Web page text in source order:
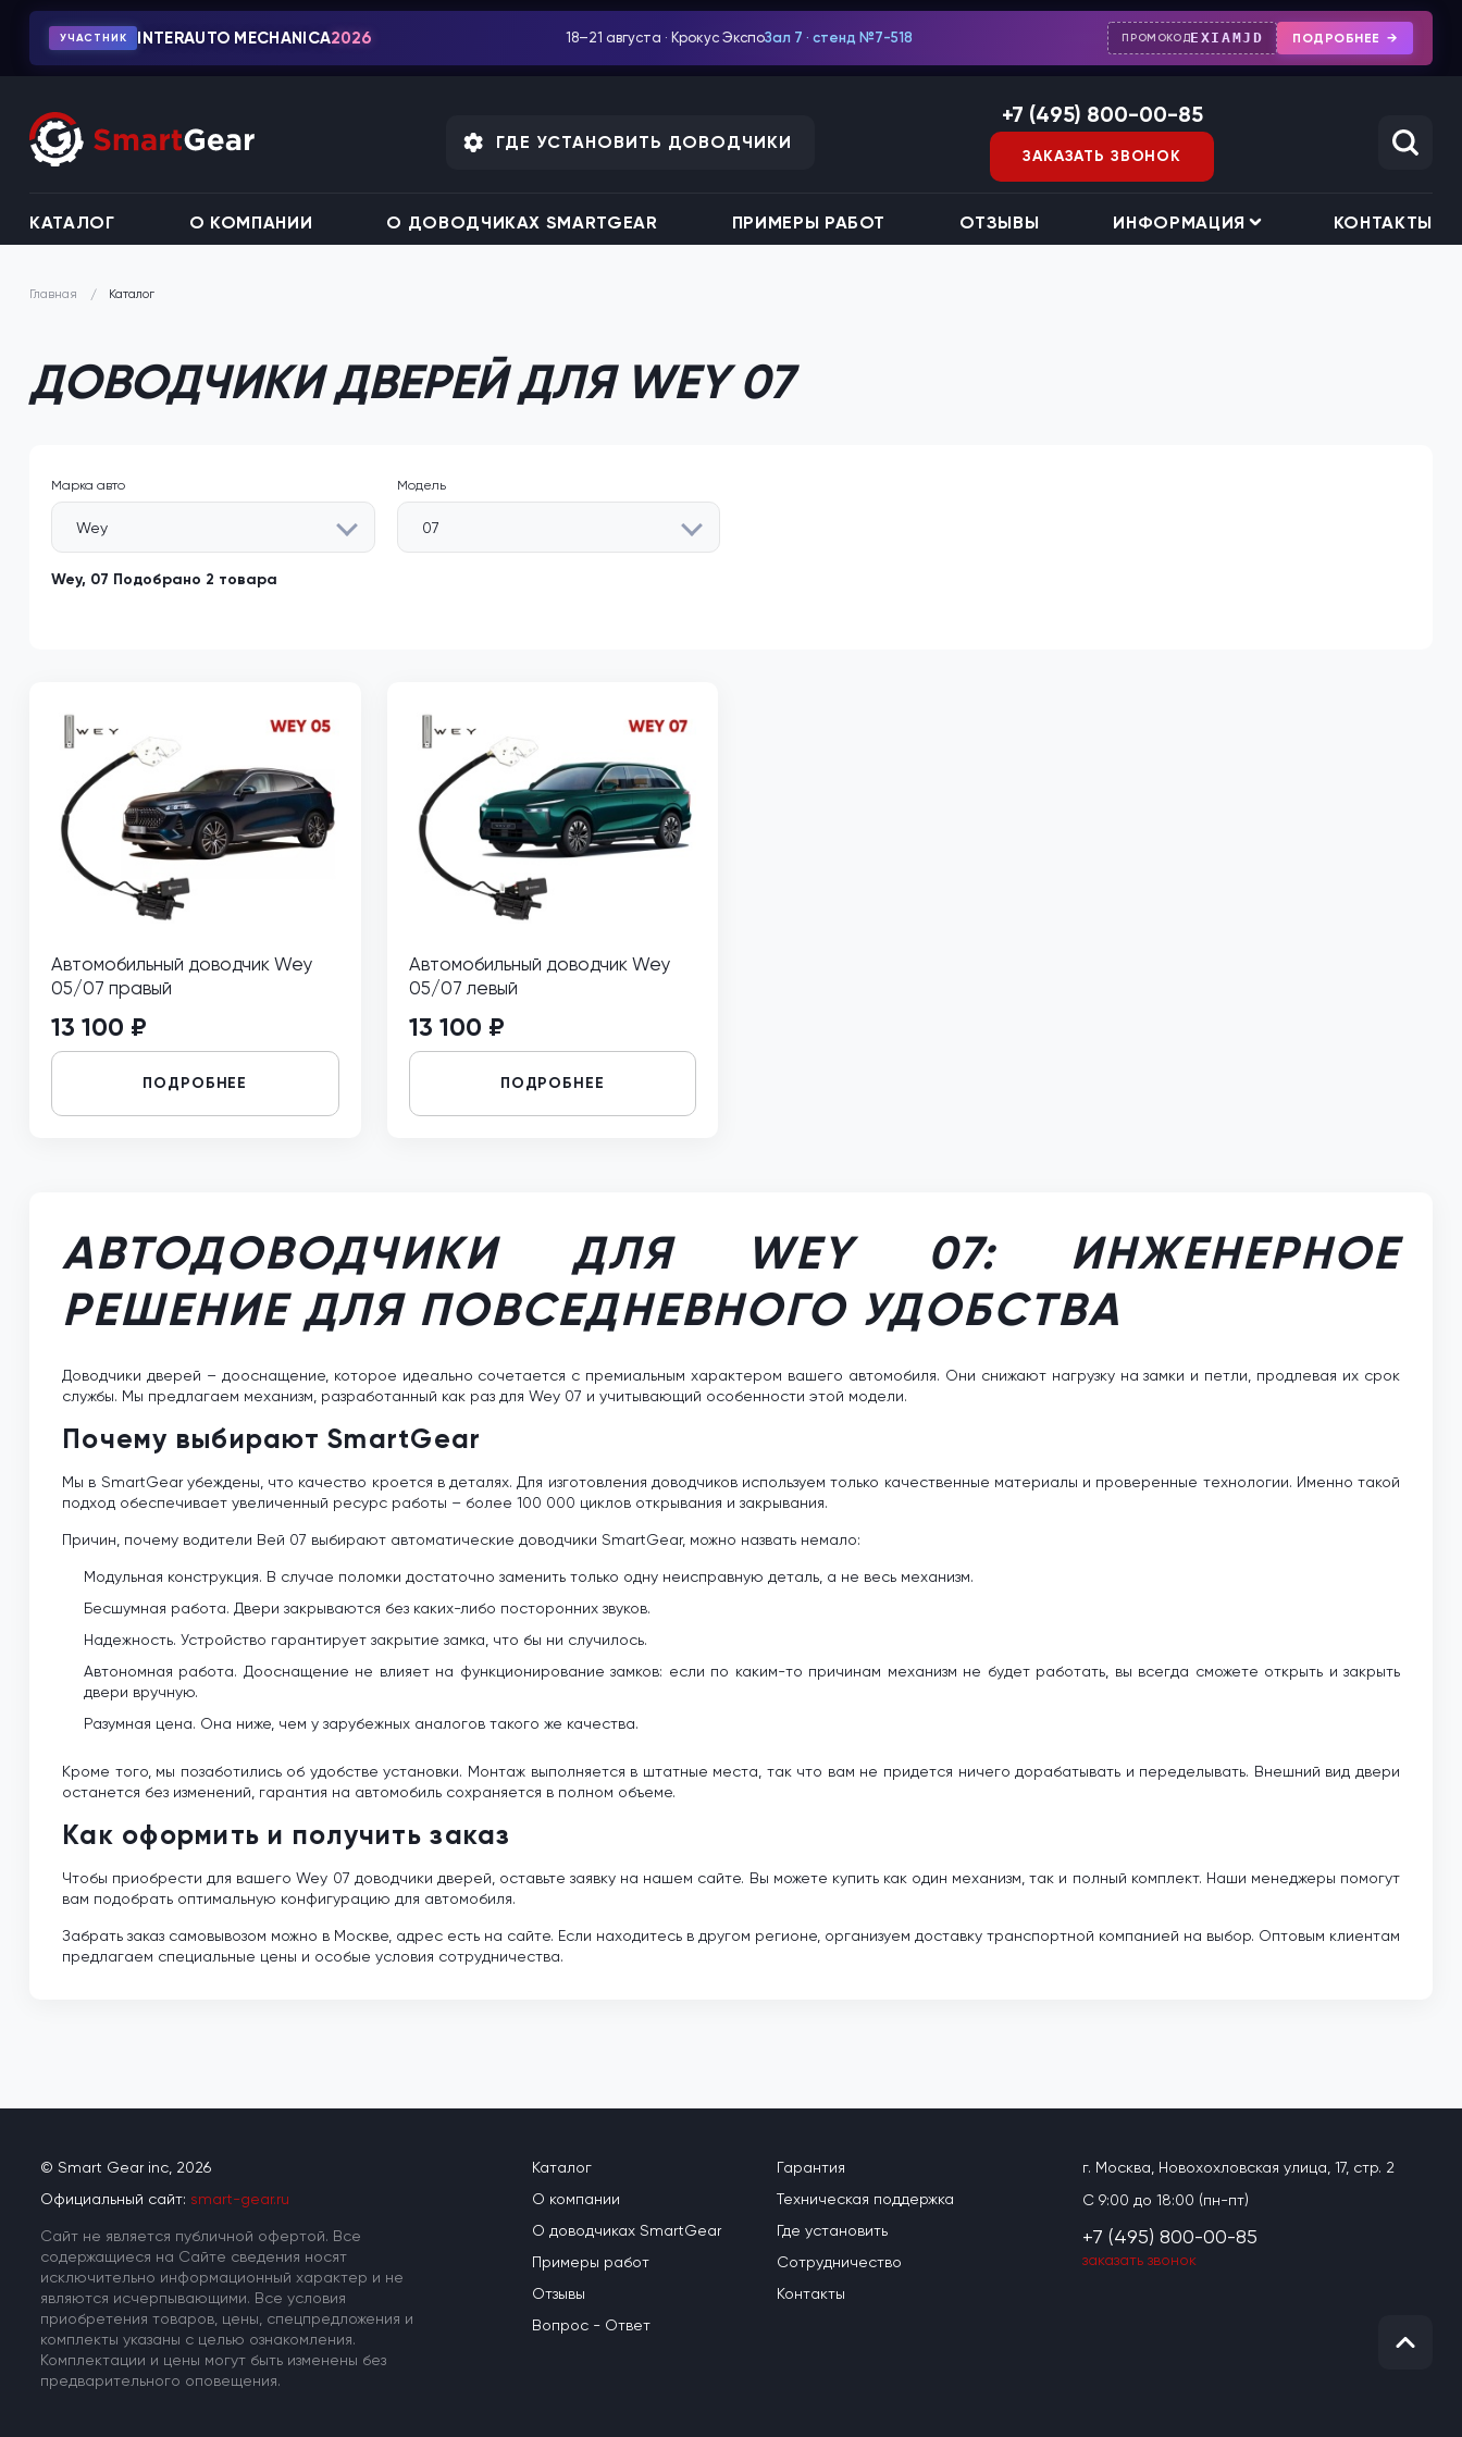
УЧАСТНИК INTERAUTO MECHANICA2026 18–21 августа · Крокус ЭкспоЗал 7 · стенд №7-518 ПРОМОКОДEXIAMJD ПОДРОБНЕЕ
КАТАЛОГ О КОМПАНИИ О ДОВОДЧИКАХ SMARTGEAR ПРИМЕРЫ РАБОТ ОТЗЫВЫ ИНФОРМАЦИЯ КОНТАКТЫ
ГДЕ УСТАНОВИТЬ ДОВОДЧИКИ
+7 (495) 800-00-85
ЗАКАЗАТЬ ЗВОНОК
Главная Каталог
ДОВОДЧИКИ ДВЕРЕЙ ДЛЯ WEY 07
Марка авто
Wey
Модель
07
Wey, 07 Подобрано 2 товара
Автомобильный доводчик Wey
05/07 правый
13 100 ₽
ПОДРОБНЕЕ
Автомобильный доводчик Wey
05/07 левый
13 100 ₽
ПОДРОБНЕЕ
АВТОДОВОДЧИКИ ДЛЯ WEY 07: ИНЖЕНЕРНОЕ
РЕШЕНИЕ ДЛЯ ПОВСЕДНЕВНОГО УДОБСТВА
Доводчики дверей – дооснащение, которое идеально сочетается с премиальным характером вашего автомобиля. Они снижают нагрузку на замки и петли, продлевая их срок
службы. Мы предлагаем механизм, разработанный как раз для Wey 07 и учитывающий особенности этой модели.
Почему выбирают SmartGear
Мы в SmartGear убеждены, что качество кроется в деталях. Для изготовления доводчиков используем только качественные материалы и проверенные технологии. Именно такой
подход обеспечивает увеличенный ресурс работы – более 100 000 циклов открывания и закрывания.
Причин, почему водители Вей 07 выбирают автоматические доводчики SmartGear, можно назвать немало:
Модульная конструкция. В случае поломки достаточно заменить только одну неисправную деталь, а не весь механизм.
Бесшумная работа. Двери закрываются без каких-либо посторонних звуков.
Надежность. Устройство гарантирует закрытие замка, что бы ни случилось.
Автономная работа. Дооснащение не влияет на функционирование замков: если по каким-то причинам механизм не будет работать, вы всегда сможете открыть и закрыть
двери вручную.
Разумная цена. Она ниже, чем у зарубежных аналогов такого же качества.
Кроме того, мы позаботились об удобстве установки. Монтаж выполняется в штатные места, так что вам не придется ничего дорабатывать и переделывать. Внешний вид двери
останется без изменений, гарантия на автомобиль сохраняется в полном объеме.
Как оформить и получить заказ
Чтобы приобрести для вашего Wey 07 доводчики дверей, оставьте заявку на нашем сайте. Вы можете купить как один механизм, так и полный комплект. Наши менеджеры помогут
вам подобрать оптимальную конфигурацию для автомобиля.
Забрать заказ самовывозом можно в Москве, адрес есть на сайте. Если находитесь в другом регионе, организуем доставку транспортной компанией на выбор. Оптовым клиентам
предлагаем специальные цены и особые условия сотрудничества.
© Smart Gear inc, 2026
Официальный сайт: smart-gear.ru
Cайт не является публичной офертой. Все
содержащиеся на Сайте сведения носят
исключительно информационный характер и не
являются исчерпывающими. Все условия
приобретения товаров, цены, спецпредложения и
комплекты указаны с целью ознакомления.
Комплектации и цены могут быть изменены без
предварительного оповещения.
Каталог
О компании
О доводчиках SmartGear
Примеры работ
Отзывы
Вопрос - Ответ
Гарантия
Техническая поддержка
Где установить
Сотрудничество
Контакты
г. Москва, Новохохловская улица, 17, стр. 2
C 9:00 до 18:00 (пн-пт)
+7 (495) 800-00-85
заказать звонок